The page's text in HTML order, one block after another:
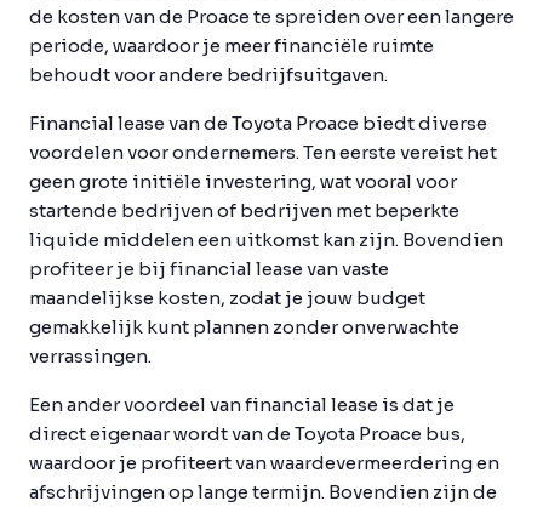
de kosten van de Proace te spreiden over een langere
periode, waardoor je meer financiële ruimte
behoudt voor andere bedrijfsuitgaven.
Financial lease van de Toyota Proace biedt diverse
voordelen voor ondernemers. Ten eerste vereist het
geen grote initiële investering, wat vooral voor
startende bedrijven of bedrijven met beperkte
liquide middelen een uitkomst kan zijn. Bovendien
profiteer je bij financial lease van vaste
maandelijkse kosten, zodat je jouw budget
gemakkelijk kunt plannen zonder onverwachte
verrassingen.
Een ander voordeel van financial lease is dat je
direct eigenaar wordt van de Toyota Proace bus,
waardoor je profiteert van waardevermeerdering en
afschrijvingen op lange termijn. Bovendien zijn de